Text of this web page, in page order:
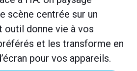
scène centrée sur un
outil donne vie à vos
et les transforme en
pour vos appareils.